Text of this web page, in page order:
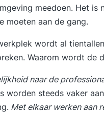
meedoen. Het is
moeten aan de gang.
wordt al
Waarom wordt de
naar de
worden steeds vaker
Met elkaar werken aan